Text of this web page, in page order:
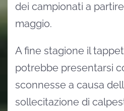
dei campionati a
maggio.
A fine stagione il
potrebbe presentarsi
sconnesse a causa
sollecitazione di